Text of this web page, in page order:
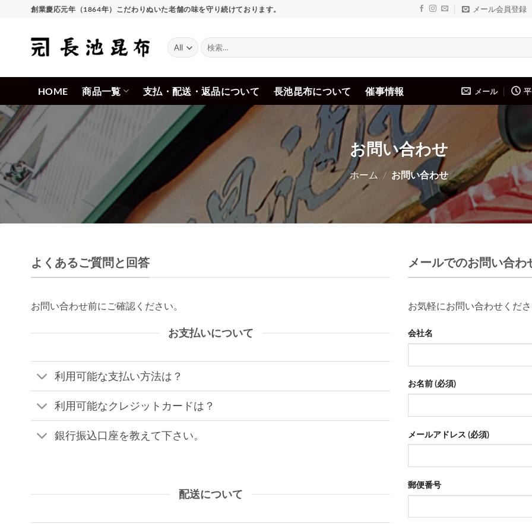
content
創業慶応元年（1864年）こだわりぬいた老舗の味を守り続けております。 メール会員登録
検
索
象:
HOME 商品一覧 支払・配送・返品について 長池昆布について 催事情報 メール
お問い合わせ
ホーム / お問い合わせ
よくあるご質問と回答
お問い合わせ前にご確認ください。
お支払いについて
利用可能な支払い方法は？
利用可能なクレジットカードは？
銀行振込口座を教えて下さい。
配送について
メールでのお問い合わ
お気軽にお問い合わせくだ
会社名
お名前 (必須)
メールアドレス (必須)
郵便番号